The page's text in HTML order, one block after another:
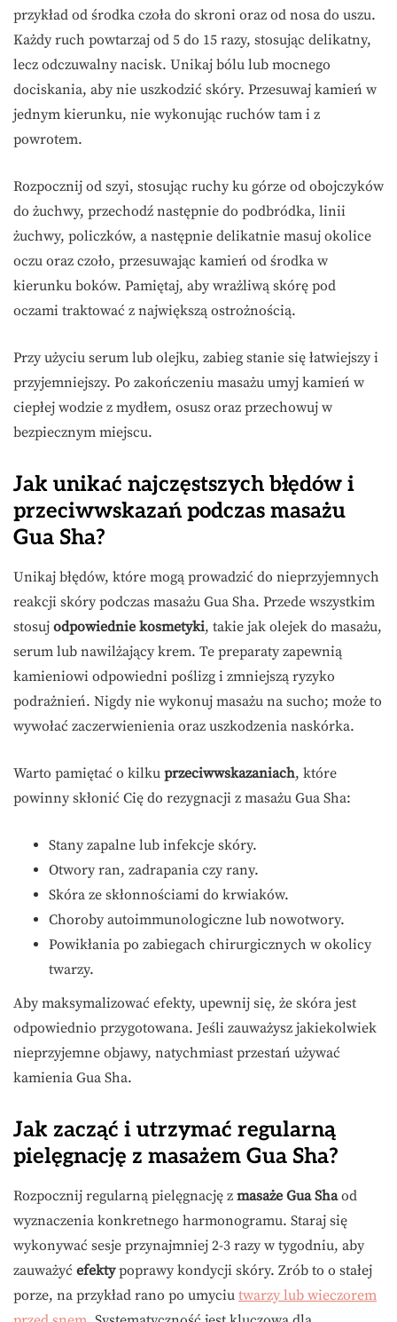
przykład od środka czoła do skroni oraz od nosa do uszu.
Każdy ruch powtarzaj od 5 do 15 razy, stosując delikatny,
lecz odczuwalny nacisk. Unikaj bólu lub mocnego
dociskania, aby nie uszkodzić skóry. Przesuwaj kamień w
jednym kierunku, nie wykonując ruchów tam i z
powrotem.
Rozpocznij od szyi, stosując ruchy ku górze od obojczyków
do żuchwy, przechodź następnie do podbródka, linii
żuchwy, policzków, a następnie delikatnie masuj okolice
oczu oraz czoło, przesuwając kamień od środka w
kierunku boków. Pamiętaj, aby wrażliwą skórę pod
oczami traktować z największą ostrożnością.
Przy użyciu serum lub olejku, zabieg stanie się łatwiejszy i
przyjemniejszy. Po zakończeniu masażu umyj kamień w
ciepłej wodzie z mydłem, osusz oraz przechowuj w
bezpiecznym miejscu.
Jak unikać najczęstszych błędów i
przeciwwskazań podczas masażu
Gua Sha?
Unikaj błędów, które mogą prowadzić do nieprzyjemnych
reakcji skóry podczas masażu Gua Sha. Przede wszystkim
stosuj odpowiednie kosmetyki, takie jak olejek do masażu,
serum lub nawilżający krem. Te preparaty zapewnią
kamieniowi odpowiedni poślizg i zmniejszą ryzyko
podrażnień. Nigdy nie wykonuj masażu na sucho; może to
wywołać zaczerwienienia oraz uszkodzenia naskórka.
Warto pamiętać o kilku przeciwwskazaniach, które
powinny skłonić Cię do rezygnacji z masażu Gua Sha:
Stany zapalne lub infekcje skóry.
Otwory ran, zadrapania czy rany.
Skóra ze skłonnościami do krwiaków.
Choroby autoimmunologiczne lub nowotwory.
Powikłania po zabiegach chirurgicznych w okolicy
twarzy.
Aby maksymalizować efekty, upewnij się, że skóra jest
odpowiednio przygotowana. Jeśli zauważysz jakiekolwiek
nieprzyjemne objawy, natychmiast przestań używać
kamienia Gua Sha.
Jak zacząć i utrzymać regularną
pielęgnację z masażem Gua Sha?
Rozpocznij regularną pielęgnację z masaże Gua Shaod
wyznaczenia konkretnego harmonogramu. Staraj się
wykonywać sesje przynajmniej 2-3 razy w tygodniu, aby
zauważyć efektypoprawy kondycji skóry. Zrób to o stałej
porze, na przykład rano po umyciu twarzy lub wieczorem